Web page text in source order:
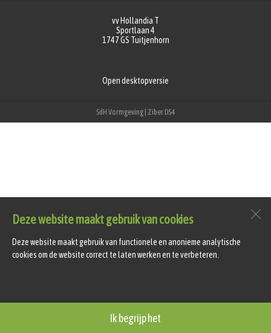
Deze website maakt gebruik van cookies
Deze website maakt gebruik van functionele en anonieme analytische
cookies om de website correct te laten werken en te verbeteren.
Ik begrijp het
vv Hollandia T
Sportlaan 4
1747 GS Tuitjenhorn
Open desktopversie
SdH Vormgeving | Ziber DS4